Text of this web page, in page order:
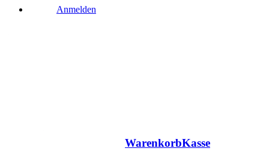
Anmelden
WarenkorbKasse